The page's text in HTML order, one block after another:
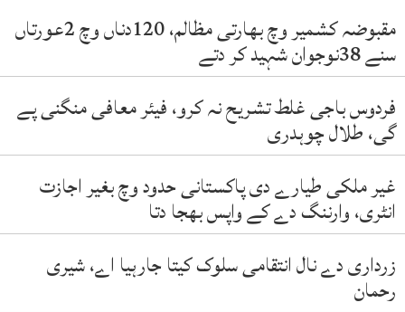
مقبوضہ کشمیر وچ بھارتی مظالم، 120دناں وچ 2عورتاں
سنے 38نوجوان شہید کر دتے
فردوس باجی غلط تشریح نہ کرو، فیئر معافی منگنی پے
گی، طلال چوہدری
غیر ملکی طیارے دی پاکستانی حدود وچ بغیر اجازت
انٹری، وارننگ دے کے واپس بھجا دتا
زرداری دے نال انتقامی سلوک کیتا جارہیا اے، شیری
رحمان